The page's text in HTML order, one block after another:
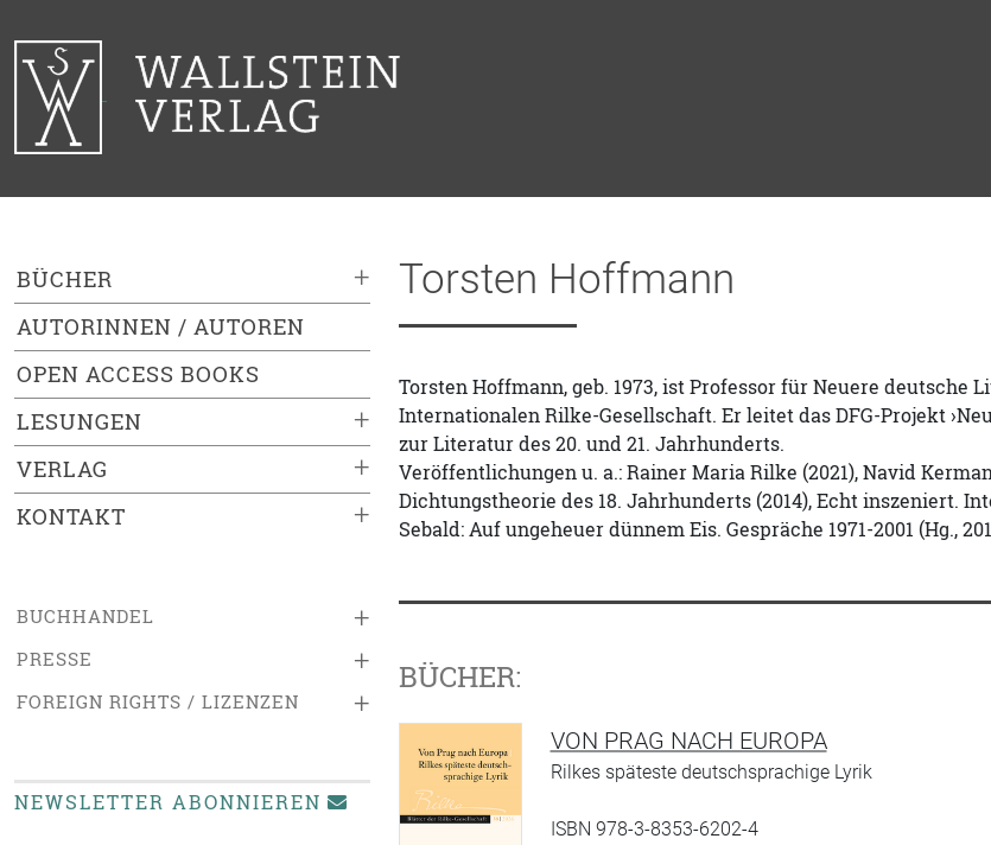
+
BÜCHER
AUTORINNEN / AUTOREN
OPEN ACCESS BOOKS
+
LESUNGEN
+
VERLAG
+
KONTAKT
+
BUCHHANDEL
+
PRESSE
+
FOREIGN RIGHTS / LIZENZEN
NEWSLETTER ABONNIEREN
Torsten Hoffmann
Torsten Hoffmann, geb. 1973, ist Professor für Neuere
Internationalen Rilke-Gesellschaft. Er leitet das DFG-Projekt
zur Literatur des 20. und 21. Jahrhunderts.
Veröffentlichungen u. a.: Rainer Maria Rilke (2021), Navid
Dichtungstheorie des 18. Jahrhunderts (2014), Echt inszeniert.
Sebald: Auf ungeheuer dünnem Eis. Gespräche 1971-2001 (Hg.,
BÜCHER:
VON PRAG NACH EUROPA
Rilkes späteste deutschsprachige Lyrik
ISBN 978-3-8353-6202-4